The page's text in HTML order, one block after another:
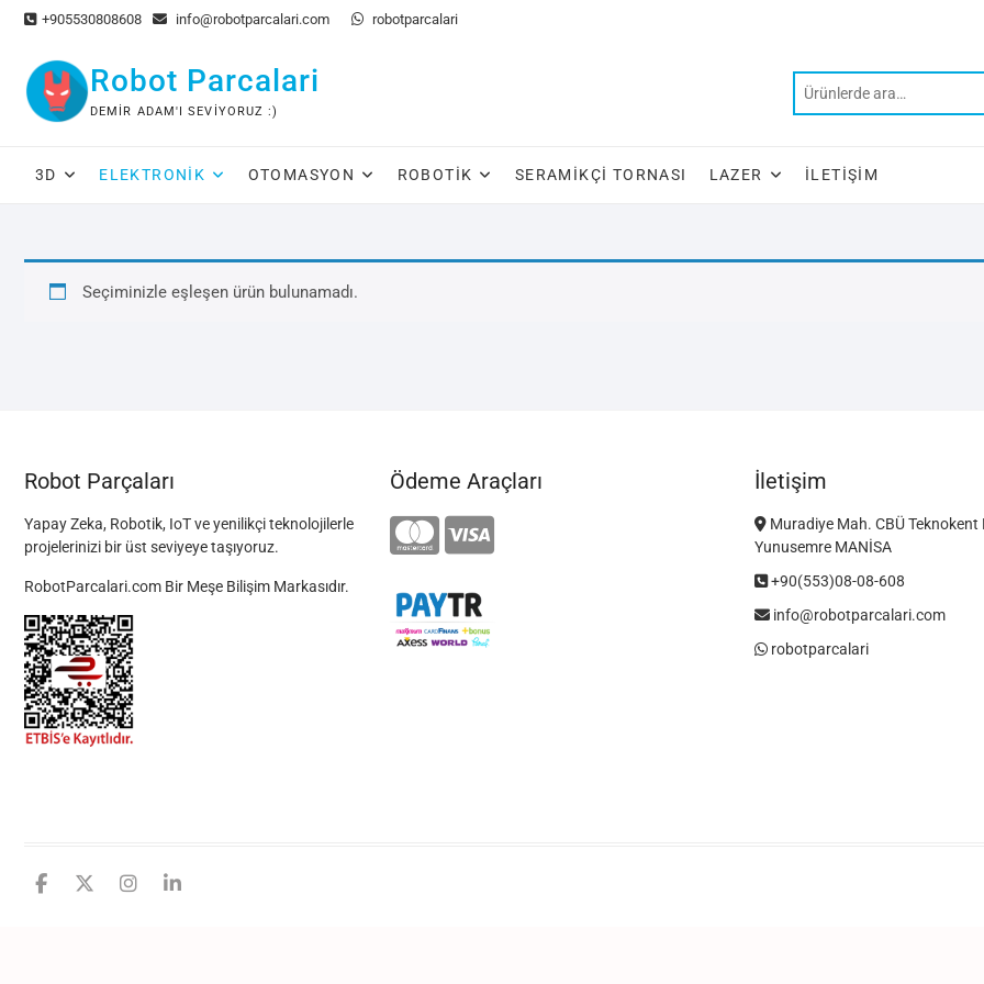
Skip
content
+905530808608 info@robotparcalari.com robotparcalari
Robot Parcalari
DEMIR ADAM'I SEVIYORUZ :)
3D ELEKTRONIK OTOMASYON ROBOTIK SERAMIKÇI TORNASI LAZER İLETIŞIM
Seçiminizle eşleşen ürün bulunamadı.
Robot Parçaları
Yapay Zeka, Robotik, IoT ve yenilikçi teknolojilerle
projelerinizi bir üst seviyeye taşıyoruz.
RobotParcalari.com Bir Meşe Bilişim Markasıdır.
Ödeme Araçları İletişim
Muradiye Mah. CBÜ Teknokent
Yunusemre MANİSA
+90(553)08-08-608
info@robotparcalari.com
robotparcalari
facebook
twitter
instagram
linkedin